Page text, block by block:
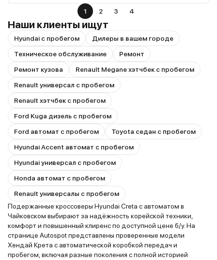
1 2 3 4
Наши клиенты ищут
Hyundai с пробегом
Дилеры в вашем городе
Техническое обслуживание
Ремонт
Ремонт кузова
Renault Megane хэтчбек с пробегом
Renault универсал с пробегом
Renault хэтчбек с пробегом
Ford Kuga дизель с пробегом
Ford автомат с пробегом
Toyota седан с пробегом
Hyundai Accent автомат с пробегом
Hyundai универсал с пробегом
Honda автомат с пробегом
Renault универсалы с пробегом
Подержанные кроссоверы Hyundai Creta с автоматом в
Чайковском выбирают за надёжность корейской техники,
комфорт и повышенный клиренс по доступной цене б/у. На
странице Autospot представлены проверенные модели
Хендай Крета с автоматической коробкой передач и
пробегом, включая разные поколения с полной историей